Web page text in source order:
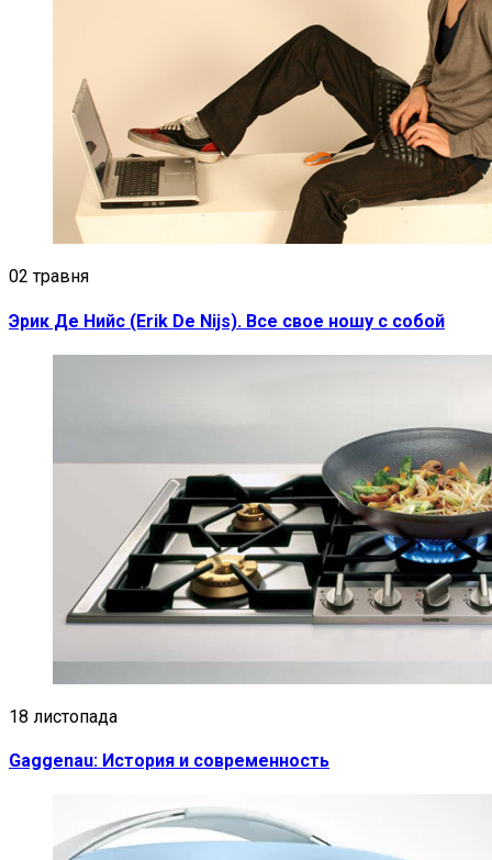
02 травня
Эрик Де Нийс (Erik De Nijs). Все свое ношу с собой
18 листопада
Gaggenau: История и современность